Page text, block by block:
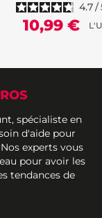
4.7/
10,99 €
spécialiste en
d'aide pour
experts vous
pour avoir les
tendances de